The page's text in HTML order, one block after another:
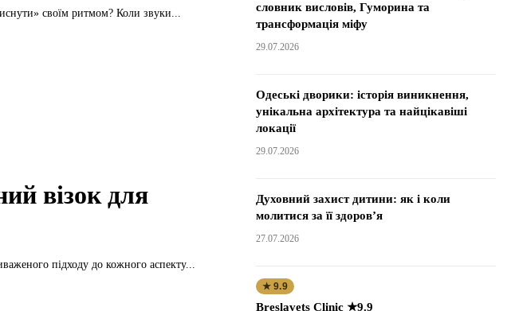
своїм ритмом? Коли звуки...
візок для
підходу до кожного аспекту...
словник висловів, Гуморина та
трансформація міфу
29.07.2026
Одеські дворики: історія виникнення,
унікальна архітектура та найцікавіші
локації
29.07.2026
Духовний захист дитини: як і коли
молитися за її здоров’я
27.07.2026
★ 9.9
Breslavets Clinic ★9.9